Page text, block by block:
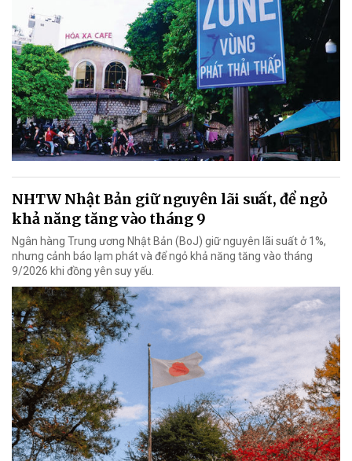
NHTW Nhật Bản giữ nguyên lãi suất, để ngỏ
khả năng tăng vào tháng 9
Ngân hàng Trung ương Nhật Bản (BoJ) giữ nguyên lãi suất ở 1%,
nhưng cảnh báo lạm phát và để ngỏ khả năng tăng vào tháng
9/2026 khi đồng yên suy yếu.